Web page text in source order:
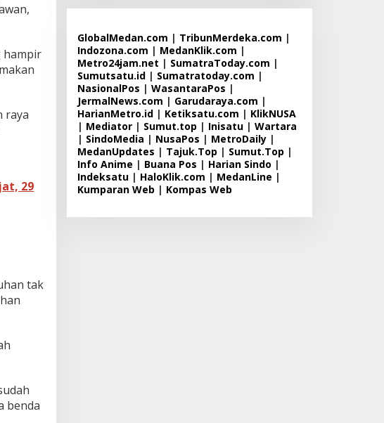
hampir
raya
29
tak
benda
GlobalMedan.com | TribunMerdeka.com |
Indozona.com | MedanKlik.com |
Metro24jam.net | SumatraToday.com |
Sumutsatu.id| Sumatratoday.com |
NasionalPos | WasantaraPos |
JermalNews.com | Garudaraya.com |
HarianMetro.id| Ketiksatu.com | KlikNUSA
| Mediator| Sumut.top | Inisatu| Wartara
| SindoMedia | NusaPos | MetroDaily|
MedanUpdates | Tajuk.Top | Sumut.Top |
Info Anime | Buana Pos | Harian Sindo |
Indeksatu| HaloKlik.com | MedanLine |
Kumparan Web | Kompas Web